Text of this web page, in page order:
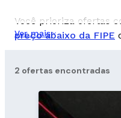
Você prioriza ofertas
preço abaixo da FIPE
Ver mais
2 ofertas encontradas